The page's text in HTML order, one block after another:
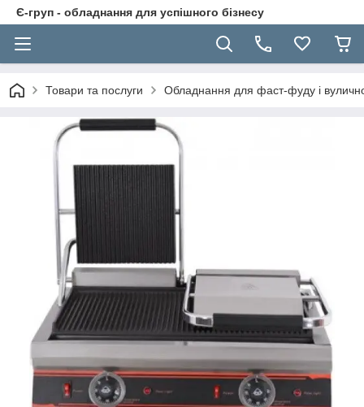
Є-груп - обладнання для успішного бізнесу
Товари та послуги Обладнання для фаст-фуду і